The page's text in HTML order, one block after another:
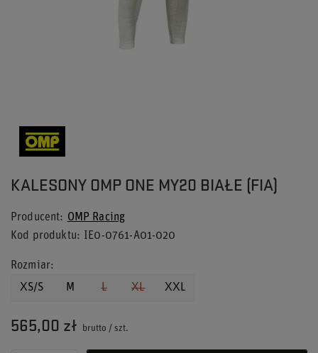
KALESONY OMP ONE MY20 BIAŁE (FIA)
Producent
OMP Racing
Kod produktu
IE0-0761-A01-020
Rozmiar
XS/S
M L XL XXL
565,00 zł brutto / szt.